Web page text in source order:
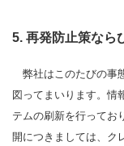
5. 再発防止策なら
弊社はこのたびの事
図ってまいります。情
テムの刷新を行ってお
開につきましては、ク